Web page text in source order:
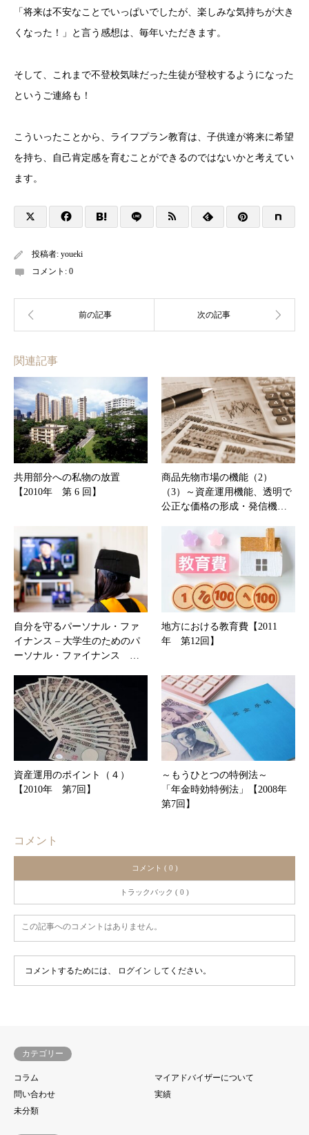
「将来は不安なことでいっぱいでしたが、楽しみな気持ちが大き
くなった！」と言う感想は、毎年いただきます。
そして、これまで不登校気味だった生徒が登校するようになった
というご連絡も！
こういったことから、ライフプラン教育は、子供達が将来に希望
を持ち、自己肯定感を育むことができるのではないかと考えてい
ます。
投稿者: youeki
コメント: 0
関連記事
共用部分への私物の放置
【2010年 第 6 回】
商品先物市場の機能（2）
（3）～資産運用機能、透明で
公正な価格の形成・発信機…
自分を守るパーソナル・ファ
イナンス – 大学生のためのパ
ーソナル・ファイナンス …
地方における教育費【2011
年 第12回】
資産運用のポイント（４）
【2010年 第7回】
～もうひとつの特例法～
「年金時効特例法」【2008年
第7回】
コメント
コメント ( 0 )
トラックバック ( 0 )
この記事へのコメントはありません。
コメントするためには、 ログイン してください。
カテゴリー
コラム
マイアドバイザーについて
問い合わせ
実績
未分類